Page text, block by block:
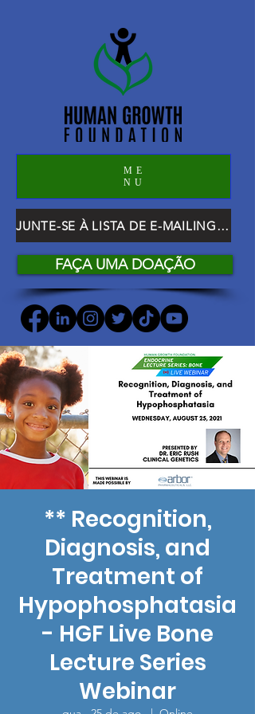
ME
NU
JUNTE-SE À LISTA DE E-MAILING DO HGF
FAÇA UMA DOAÇÃO
** Recognition,
Diagnosis, and
Treatment of
Hypophosphatasia
- HGF Live Bone
Lecture Series
Webinar